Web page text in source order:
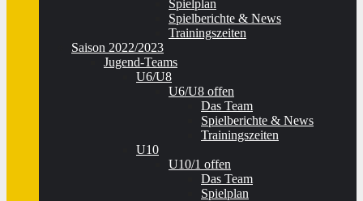
Spielplan
Spielberichte & News
Trainingszeiten
Saison 2022/2023
Jugend-Teams
U6/U8
U6/U8 offen
Das Team
Spielberichte & News
Trainingszeiten
U10
U10/1 offen
Das Team
Spielplan